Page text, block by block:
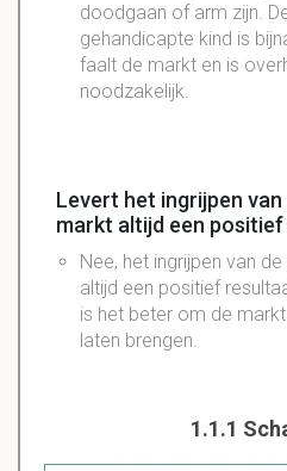
doodgaan of arm zijn.
gehandicapte kind is
faalt de markt en is
noodzakelijk.
Levert het ingrijpen
markt altijd een
Nee, het ingrijpen van
altijd een positief
is het beter om de
laten brengen.
1.1.1